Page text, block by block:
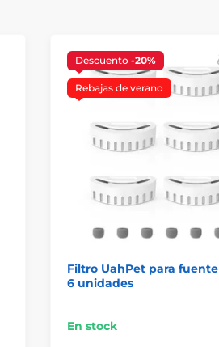
Descuento -20%
Rebajas de verano
Filtro UahPet para
6 unidades
En stock